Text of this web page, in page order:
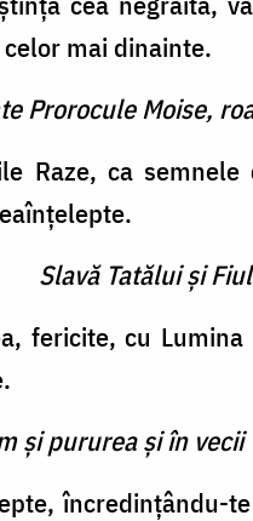
mai dinainte.
Prorocule Moise,
Raze, ca
Slavă Tatălui şi
fericite, cu
şi pururea şi în
încredinţându-